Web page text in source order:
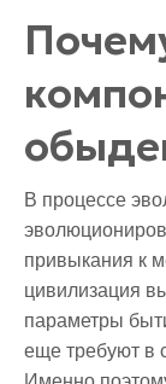
В процессе
привыкания к
цивилизация
параметры
еще требуют в